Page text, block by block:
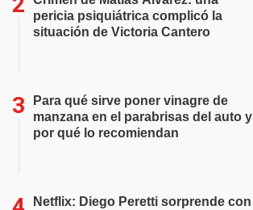
pericia psiquiátrica complicó la
situación de Victoria Cantero
Para qué sirve poner vinagre de
manzana en el parabrisas del auto y
por qué lo recomiendan
Netflix: Diego Peretti sorprende con